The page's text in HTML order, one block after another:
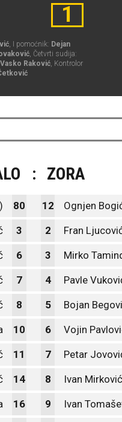
1
, I pomoćnik: Dejan
, Četvrti sudija:
Vasko Raković, Kontrolor
: ZORA
80 12 Ognjen
3 2 Fran
6 3 Mirko
7 4 Pavle
8 5 Bojan
10 6 Vojin
11 7 Petar
14 8 Ivan Mirković
16 9 Ivan